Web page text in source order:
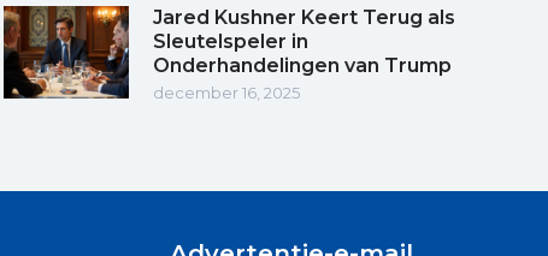
Jared Kushner Keert Terug als
Sleutelspeler in
Onderhandelingen van Trump
december 16, 2025